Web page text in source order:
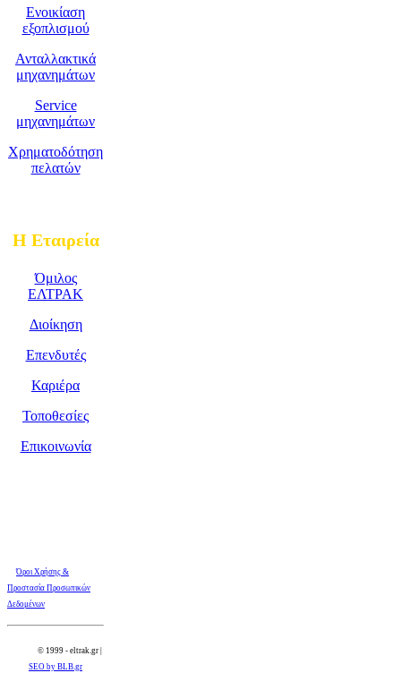
Ενοικίαση
εξοπλισμού
Ανταλλακτικά
μηχανημάτων
Service
μηχανημάτων
Χρηματοδότηση
πελατών
Η Εταιρεία
Όμιλος
ΕΛΤΡΑΚ
Διοίκηση
Επενδυτές
Καριέρα
Τοποθεσίες
Επικοινωνία
Όροι Χρήσης &
Προστασία Προσωπικών
Δεδομένων
© 1999 - eltrak.gr |
SEO by BLB.gr